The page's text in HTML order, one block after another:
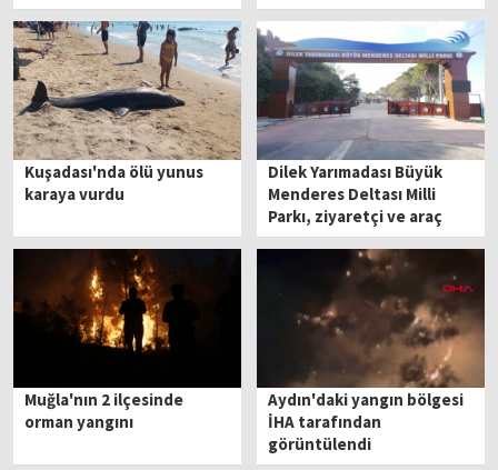
Kuşadası'nda ölü yunus
karaya vurdu
Dilek Yarımadası Büyük
Menderes Deltası Milli
Parkı, ziyaretçi ve araç
girişine kapatıldı
Muğla'nın 2 ilçesinde
orman yangını
Aydın'daki yangın bölgesi
İHA tarafından
görüntülendi